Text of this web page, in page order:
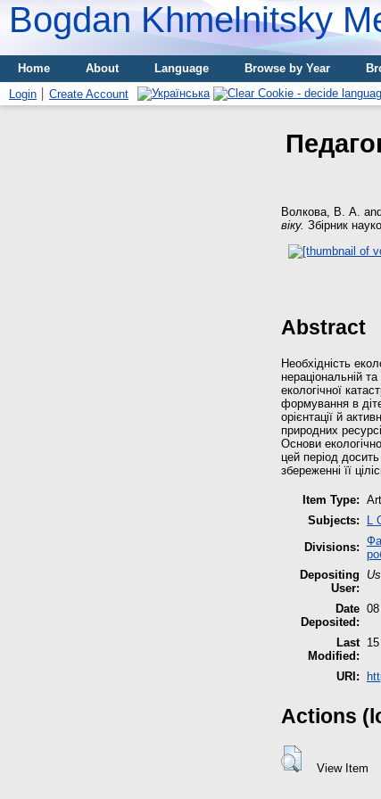
Bogdan Khmelnitsky
Home About Language Browse by Year
Login
Create Account
Волкова, В. А.
віку. Збірник
Abstract
Необхідність
нераціональній
екологічної
формування в
орієнтації й
природних
Основи
цей період
збереженні її
Item Type:
Subjects:
L
Divisions:
Depositing
User:
Date
Deposited:
Last
Modified:
URI:
Actions
View Item